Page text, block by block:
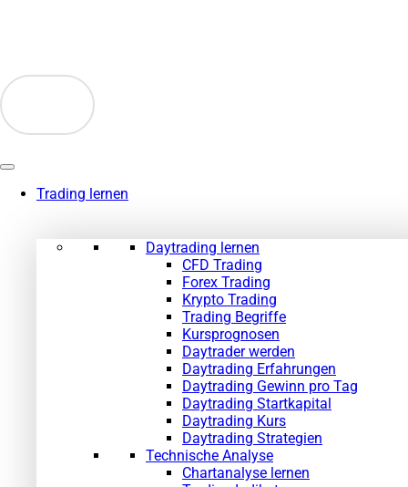
Trading lernen
Daytrading lernen
CFD Trading
Forex Trading
Krypto Trading
Trading Begriffe
Kursprognosen
Daytrader werden
Daytrading Erfahrungen
Daytrading Gewinn pro Tag
Daytrading Startkapital
Daytrading Kurs
Daytrading Strategien
Technische Analyse
Chartanalyse lernen